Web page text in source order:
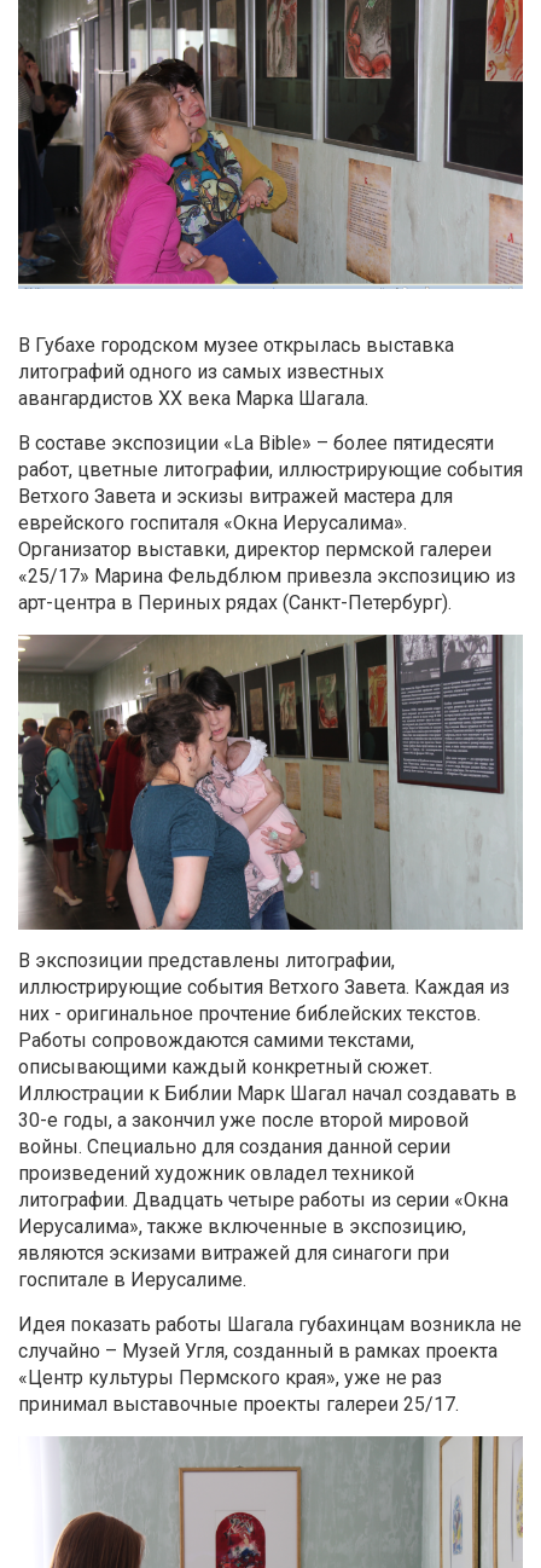
В Губахе городском музее открылась выставка
литографий одного из самых известных
авангардистов XX века Марка Шагала.
В составе экспозиции «La Bible» – более пятидесяти
работ, цветные литографии, иллюстрирующие события
Ветхого Завета и эскизы витражей мастера для
еврейского госпиталя «Окна Иерусалима».
Организатор выставки, директор пермской галереи
«25/17» Марина Фельдблюм привезла экспозицию из
арт-центра в Периных рядах (Санкт-Петербург).
В экспозиции представлены литографии,
иллюстрирующие события Ветхого Завета. Каждая из
них - оригинальное прочтение библейских текстов.
Работы сопровождаются самими текстами,
описывающими каждый конкретный сюжет.
Иллюстрации к Библии Марк Шагал начал создавать в
30-е годы, а закончил уже после второй мировой
войны. Специально для создания данной серии
произведений художник овладел техникой
литографии. Двадцать четыре работы из серии «Окна
Иерусалима», также включенные в экспозицию,
являются эскизами витражей для синагоги при
госпитале в Иерусалиме.
Идея показать работы Шагала губахинцам возникла не
случайно – Музей Угля, созданный в рамках проекта
«Центр культуры Пермского края», уже не раз
принимал выставочные проекты галереи 25/17.